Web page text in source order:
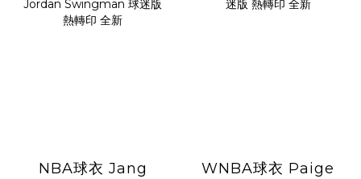
NBA球衣 Jang
WNBA球衣 Paige